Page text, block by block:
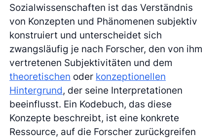
Sozialwissenschaften ist das Verständnis
von Konzepten und Phänomenen subjektiv
konstruiert und unterscheidet sich
zwangsläufig je nach Forscher, den von ihm
vertretenen Subjektivitäten und dem
theoretischen oder konzeptionellen
Hintergrund, der seine Interpretationen
beeinflusst. Ein Kodebuch, das diese
Konzepte beschreibt, ist eine konkrete
Ressource, auf die Forscher zurückgreifen